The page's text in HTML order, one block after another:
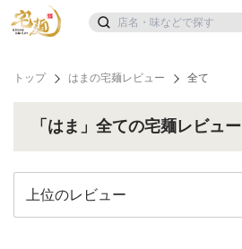
トップ はまの宅麺レビュー 全て
「はま」全ての宅麺レビュー